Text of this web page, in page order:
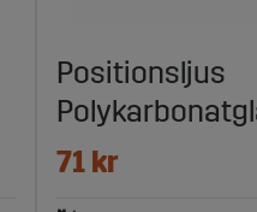
Positionsljus
71 kr